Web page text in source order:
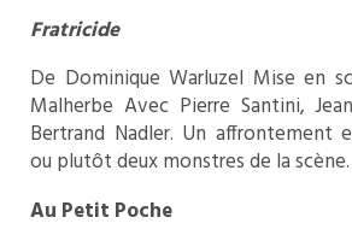
Fratricide
De Dominique Warluzel Mise en
Malherbe Avec Pierre Santini,
Bertrand Nadler. Un affrontement
ou plutôt deux monstres de la scène.
Au Petit Poche